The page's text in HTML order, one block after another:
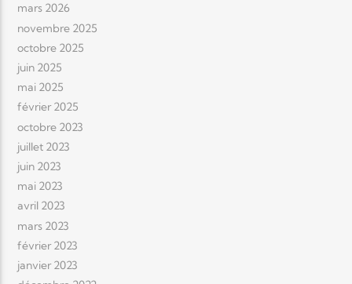
mars 2026
novembre 2025
octobre 2025
juin 2025
mai 2025
février 2025
octobre 2023
juillet 2023
juin 2023
mai 2023
avril 2023
mars 2023
février 2023
janvier 2023